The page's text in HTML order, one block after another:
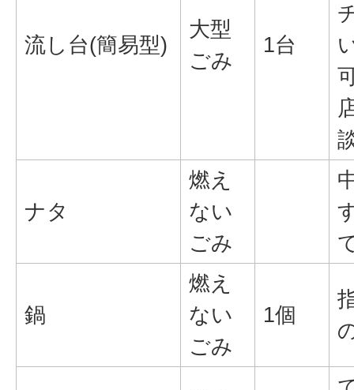
流し台(簡易型)
大型
ごみ
1台
ナタ
燃え
ない
ごみ
鍋
燃え
ない
ごみ
1個